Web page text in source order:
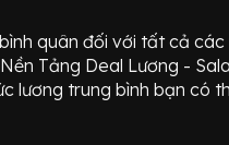
quân đối với tất cả các
Tảng Deal Lương -
lương trung bình bạn có